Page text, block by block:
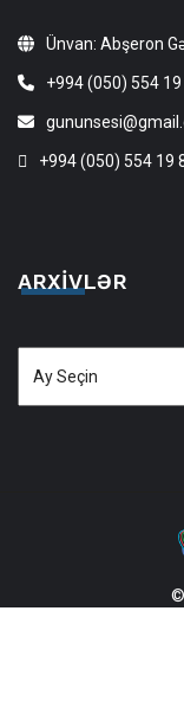
Ünvan: Abşeron
+994 (050) 554 19
+994 (050) 554 19
ARXIVLƏR
Arxivlər
©